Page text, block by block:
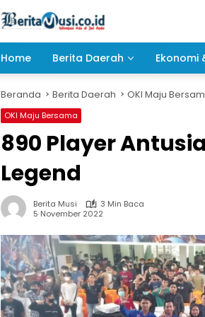
Home Berita Daerah Ekonomi
Beranda Berita Daerah OKI Maju
OKI Maju Bersama
890 Player
Legend
Berita Musi
3 Min Baca
5 November 2022